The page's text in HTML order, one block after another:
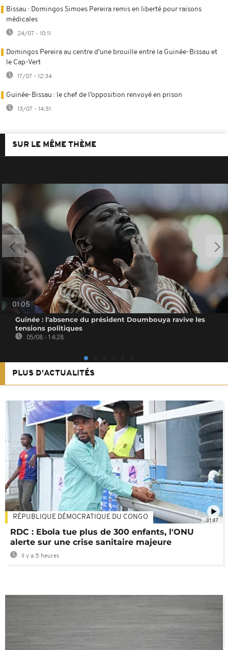
Bissau : Domingos Simoes Pereira remis en liberté pour raisons
médicales
24/07 - 10:11
Domingos Pereira au centre d'une brouille entre la Guinée-Bissau et
le Cap-Vert
17/07 - 12:34
Guinée-Bissau : le chef de l’opposition renvoyé en prison
13/07 - 14:31
SUR LE MÊME THÈME
01:05
Guinée : l'absence du président Doumbouya ravive les
tensions politiques
05/08 - 14:28
PLUS D'ACTUALITÉS
01:47
RÉPUBLIQUE DÉMOCRATIQUE DU CONGO
RDC : Ebola tue plus de 300 enfants, l'ONU
alerte sur une crise sanitaire majeure
Il y a 5 heures